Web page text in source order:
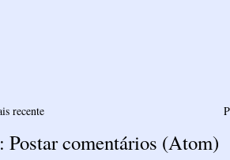
recente
Postar comentários (Atom)